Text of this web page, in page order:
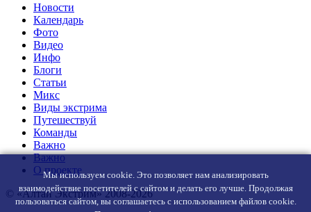
Новости
Календарь
Фото
Видео
Инфо
Блоги
Статьи
Микс
Виды экстрима
Путешествуй
Команды
Важно
Важно
О проекте
© «Алтай Экстрим» 2008-2026
Мы используем cookie. Это позволяет нам анализировать
взаимодействие посетителей с сайтом и делать его лучше. Продолжая
пользоваться сайтом, вы соглашаетесь с использованием файлов cookie.